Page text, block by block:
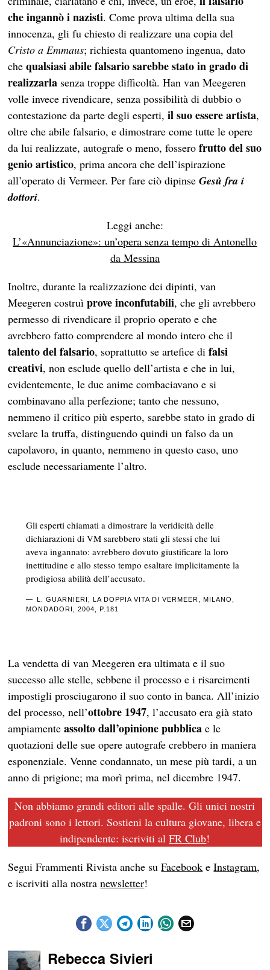
che ingannò i nazisti. Come prova ultima della sua
innocenza, gli fu chiesto di realizzare una copia del
Cristo a Emmaus; richiesta quantomeno ingenua, dato
chequalsiasi abile falsario sarebbe stato in grado di
realizzarla senza troppe difficoltà. Han van Meegeren
volle invece rivendicare, senza possibilità di dubbio o
contestazione da parte degli esperti,il suo essere artista,
oltre che abile falsario, e dimostrare come tutte le opere
da lui realizzate, autografe o meno, fosserofrutto del suo
genio artistico, prima ancora che dell’ispirazione
all’operato di Vermeer. Per fare ciò dipinseGesù fra i
dottori.
Leggi anche:
L’«Annunciazione»: un’opera senza tempo di Antonello
da Messina
Inoltre, durante la realizzazione dei dipinti, van
Meegeren costruìprove inconfutabili, che gli avrebbero
permesso di rivendicare il proprio operato e che
avrebbero fatto comprendere al mondo intero che il
talento del falsario, soprattutto se artefice difalsi
creativi, non esclude quello dell’artista e che in lui,
evidentemente, le due anime combaciavano e si
combinavano alla perfezione; tanto che nessuno,
nemmeno il critico più esperto, sarebbe stato in grado di
svelare la truffa, distinguendo quindi un falso da un
capolavoro, in quanto, nemmeno in questo caso, uno
esclude necessariamente l’altro.
Gli esperti chiamati a dimostrare la veridicità delle
dichiarazioni di VM sarebbero stati gli stessi che lui
aveva ingannato: avrebbero dovuto giustificare la loro
inettitudine e allo stesso tempo esaltare implicitamente la
prodigiosa abilità dell’accusato.
L. GUARNIERI, LA DOPPIA VITA DI VERMEER, MILANO,
MONDADORI, 2004, P.181
La vendetta di van Meegeren era ultimata e il suo
successo alle stelle, sebbene il processo e i risarcimenti
impostigli prosciugarono il suo conto in banca. All’inizio
del processo, nell’ottobre 1947, l’accusato era già stato
ampiamenteassolto dall’opinione pubblica e le
quotazioni delle sue opere autografe crebbero in maniera
esponenziale. Venne condannato, un mese più tardi, a un
anno di prigione; ma morì prima, nel dicembre 1947.
Non abbiamo grandi editori alle spalle. Gli unici nostri
padroni sono i lettori. Sostieni la cultura giovane, libera e
indipendente: iscriviti alFR Club!
Segui Frammenti Rivista anche suFacebook eInstagram,
e iscriviti alla nostranewsletter!
Rebecca Sivieri